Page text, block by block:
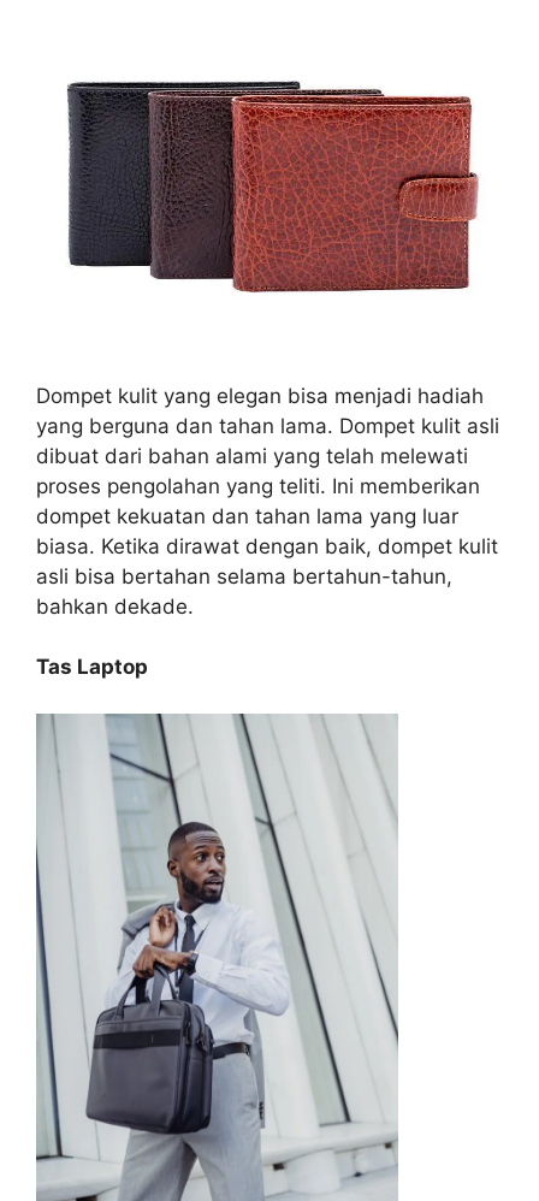
Dompet kulit yang elegan bisa menjadi hadiah
yang berguna dan tahan lama. Dompet kulit asli
dibuat dari bahan alami yang telah melewati
proses pengolahan yang teliti. Ini memberikan
dompet kekuatan dan tahan lama yang luar
biasa. Ketika dirawat dengan baik, dompet kulit
asli bisa bertahan selama bertahun-tahun,
bahkan dekade.
Tas Laptop